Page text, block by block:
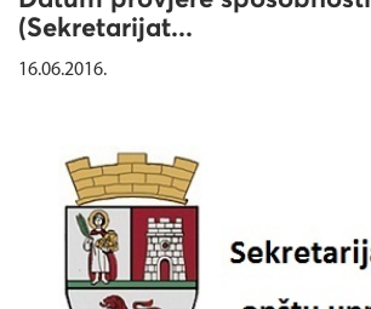
(Sekretarijat...
16.06.2016.